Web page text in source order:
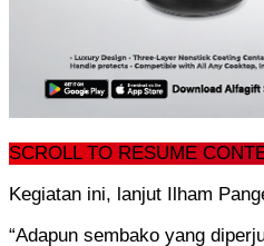
SCROLL TO RESUME
Kegiatan ini, lanjut Ilham
“Adapun sembako yang